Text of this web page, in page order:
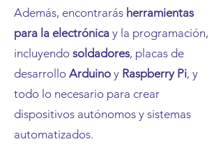
Además, encontrarás herramientas
para la electrónica y la programación,
incluyendo soldadores, placas de
desarrollo Arduino y Raspberry Pi, y
todo lo necesario para crear
dispositivos autónomos y sistemas
automatizados.